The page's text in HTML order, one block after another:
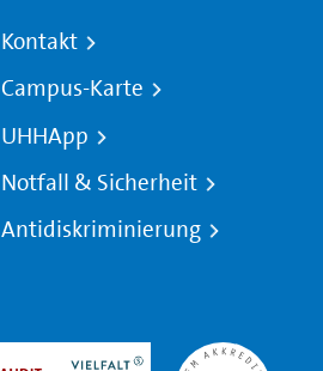
Kontakt
Campus-Karte
UHHApp
Notfall & Sicherheit
Antidiskriminierung